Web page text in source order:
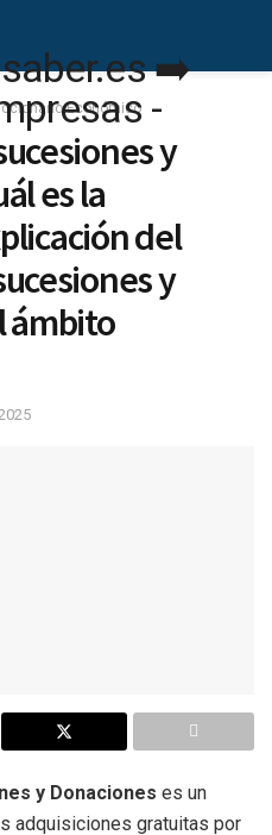
Económico
y
es la
del
y
ámbito
y Donaciones es un
adquisiciones gratuitas por